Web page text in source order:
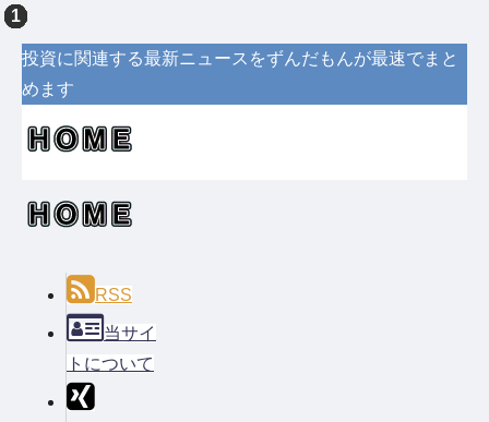
投資に関連する最新ニュースをずんだもんが最速でまと
めます
RSS
当サイ
トについて